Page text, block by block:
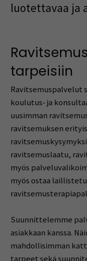
luotettavaa ja
tarpeisiin
Ravitsemuspalvelut
koulutus- ja
uusimman
ravitsemuksen
ravitsemuslaatu,
myös
myös ostaa
Suunnittelemme
asiakkaan kanssa.
mahdollisimman
tarpeet sekä